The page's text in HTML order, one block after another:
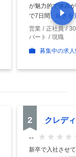
が魅力的で休み
で7日間…続きを
営業
正社員
パート
現職
募集中の求
2 クレデ
--
新卒で入社させ